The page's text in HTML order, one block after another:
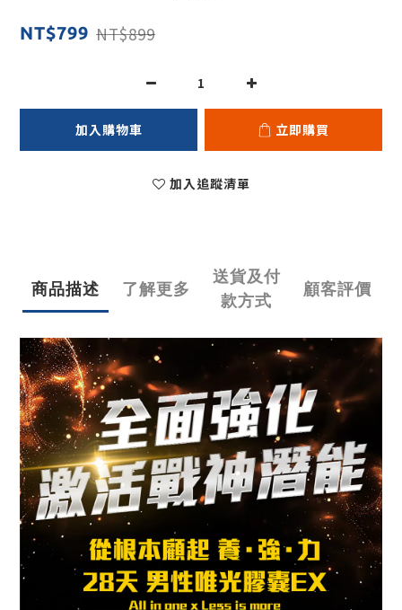
NT$799 NT$899
加入購物車 立即購買
加入追蹤清單
商品描述 了解更多
送貨及付
款方式
顧客評價